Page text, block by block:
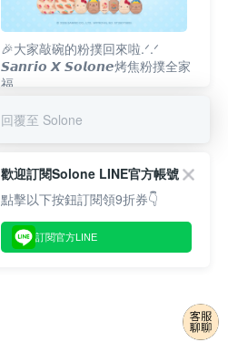
🎉大家敲碗的粉撲回來啦.ᐟ‪‪.ᐟ
𝙎𝙖𝙣𝙧𝙞𝙤 𝙓 𝙎𝙤𝙡𝙤𝙣𝙚烤焦粉撲全家
福
回覆至 Solone
歡迎訂閱Solone LINE官方帳號
點擊以下按鈕訂閱領9折券👇
訂閱官方LINE